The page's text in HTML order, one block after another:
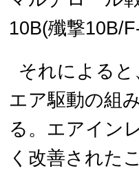
10B(殲撃10B/
それによる
エア駆動の組
る。エアイン
く改善された